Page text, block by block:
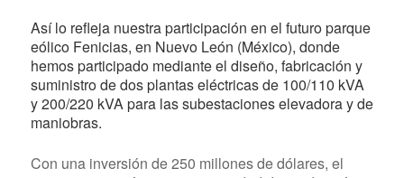
Así lo refleja nuestra participación en el futuro parque
eólico Fenicias, en Nuevo León (México), donde
hemos participado mediante el diseño, fabricación y
suministro de dos plantas eléctricas de 100/110 kVA
y 200/220 kVA para las subestaciones elevadora y de
maniobras.
Con una inversión de 250 millones de dólares, el